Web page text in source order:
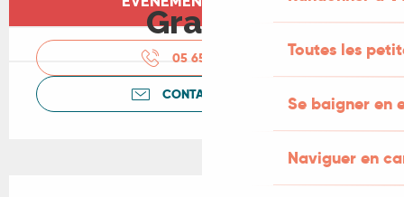
Toutes les
Se baigner en
Naviguer en
Gratuit
05 65 27 52
CONTACTEZ-NOUS